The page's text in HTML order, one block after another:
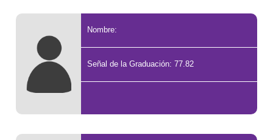
Nombre:
Señal de la Graduación: 77.82